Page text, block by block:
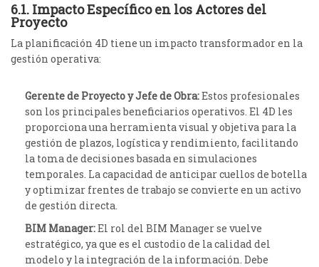
6.1. Impacto Específico en los Actores del
Proyecto
La planificación 4D tiene un impacto transformador en la
gestión operativa:
Gerente de Proyecto y Jefe de Obra:Estos profesionales
son los principales beneficiarios operativos. El 4D les
proporciona una herramienta visual y objetiva para la
gestión de plazos, logística y rendimiento, facilitando
la toma de decisiones basada en simulaciones
temporales. La capacidad de anticipar cuellos de botella
y optimizar frentes de trabajo se convierte en un activo
de gestión directa.
BIM Manager:El rol del BIM Manager se vuelve
estratégico, ya que es el custodio de la calidad del
modelo y la integración de la información. Debe